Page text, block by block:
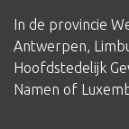
In de provincie
Antwerpen,
Hoofdstedelijk
Namen of